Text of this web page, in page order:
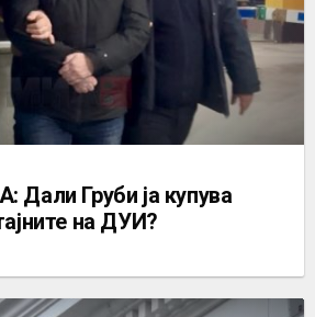
Груби ја купува
на ДУИ?